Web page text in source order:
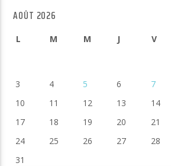
AOÛT 2026
L M M J V
3
4 5 6 7
10
11 12 13 14
17
18 19 20 21
24
25 26 27 28
31